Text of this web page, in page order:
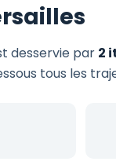
desservie par 2
tous les